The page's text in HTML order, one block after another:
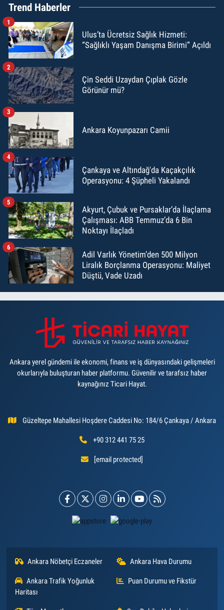
Trend Haberler
Ulus’ta Ücretsiz Sağlık Hizmeti:
“Sağlıklı Yaşam Danışma Birimi” Açıldı
1
Çin Seddi Uzaydan Çıplak Gözle
Görünür mü?
2
Ankara Koyunpazarı Camii
3
Çankaya ve Altındağ'da Kaçakçılık
Operasyonu: 4 Şüpheli Yakalandı
4
Akyurt, Çubuk ve Pursaklar’da İlaçlama
Çalışması: ABB Temmuz’da 6 Bin
Noktayı İlaçladı
5
Adil Varlık Yönetim’den 500 Milyon
Liralık Borçlanma Operasyonu: Maliyet
Düştü, Vade Uzadı
6
Ankara yerel gündemi ile ekonomi, finans ve iş dünyasındaki gelişmeleri
okurlarıyla buluşturan haber platformu. Güvenilir ve tarafsız haber
kaynağınız Ticari Hayat.
Güzeltepe Mahallesi Hoşdere Caddesi No: 184/6 Çankaya / Ankara
+90 312 441 75 25
[email protected]
Ankara Nöbetçi Eczaneler Ankara Hava Durumu
Ankara Trafik Yoğunluk
Haritası
Puan Durumu ve Fikstür